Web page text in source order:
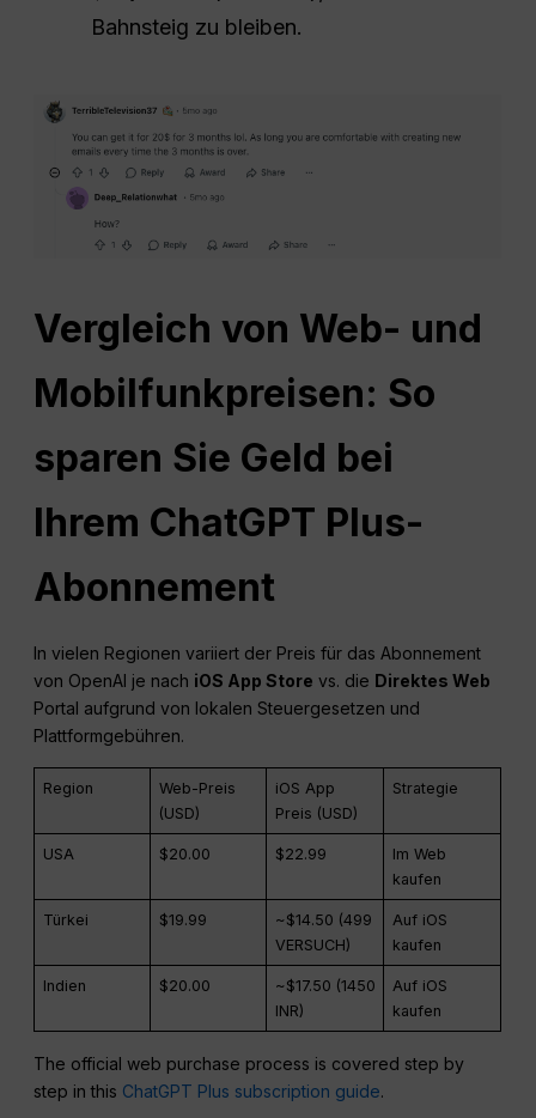
Bahnsteig zu bleiben.
Vergleich von Web- und
Mobilfunkpreisen: So
sparen Sie Geld bei
Ihrem ChatGPT Plus-
Abonnement
In vielen Regionen variiert der Preis für das Abonnement
von OpenAI je nach iOS App Store vs. die Direktes Web
Portal aufgrund von lokalen Steuergesetzen und
Plattformgebühren.
Region
Web-Preis
(USD)
iOS App
Preis (USD)
Strategie
USA $20.00 $22.99
Im Web
kaufen
Türkei $19.99
~$14.50 (499
VERSUCH)
Auf iOS
kaufen
Indien $20.00
~$17.50 (1450
INR)
Auf iOS
kaufen
The official web purchase process is covered step by
step in this ChatGPT Plus subscription guide.